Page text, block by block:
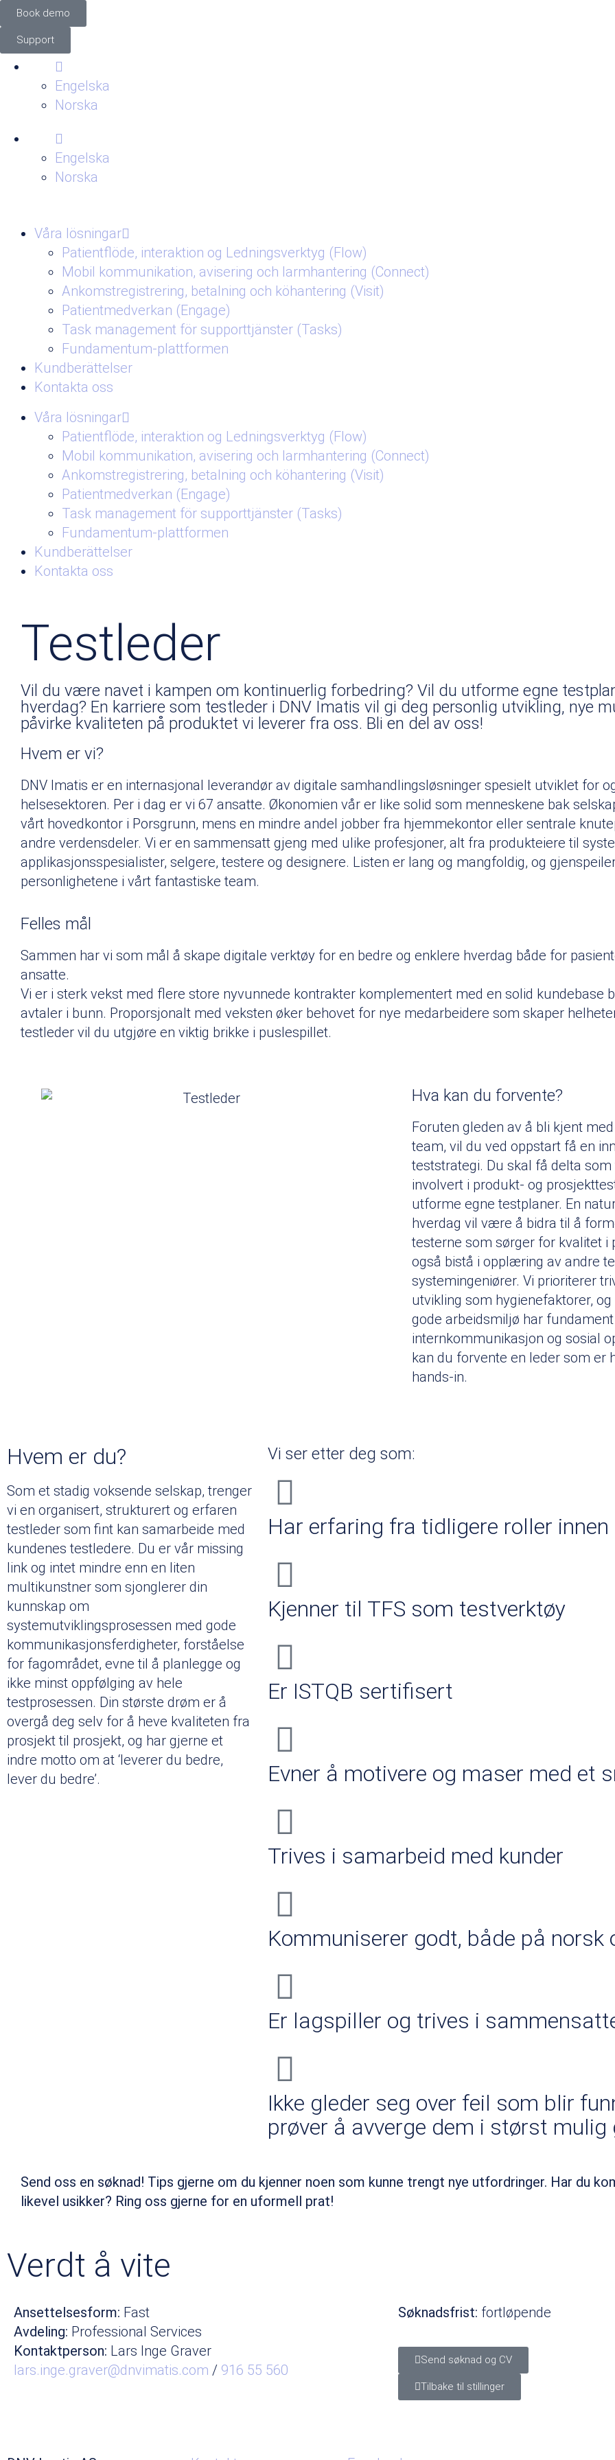
Book demo
Support
Engelska
Norska
Engelska
Norska
Våra lösningar
Patientflöde, interaktion og Ledningsverktyg (Flow)
Mobil kommunikation, avisering och larmhantering (Connect)
Ankomstregistrering, betalning och köhantering (Visit)
Patientmedverkan (Engage)
Task management för supporttjänster (Tasks)
Fundamentum-plattformen
Kundberättelser
Kontakta oss
Våra lösningar
Patientflöde, interaktion og Ledningsverktyg (Flow)
Mobil kommunikation, avisering och larmhantering (Connect)
Ankomstregistrering, betalning och köhantering (Visit)
Patientmedverkan (Engage)
Task management för supporttjänster (Tasks)
Fundamentum-plattformen
Kundberättelser
Kontakta oss
Testleder
Vil du være navet i kampen om kontinuerlig forbedring? Vil du utforme egne
hverdag? En karriere som testleder i DNV Imatis vil gi deg personlig utvikling, nye
påvirke kvaliteten på produktet vi leverer fra oss. Bli en del av oss!
Hvem er vi?
DNV Imatis er en internasjonal leverandør av digitale samhandlingsløsninger spesielt utviklet for
helsesektoren. Per i dag er vi 67 ansatte. Økonomien vår er like solid som menneskene bak
vårt hovedkontor i Porsgrunn, mens en mindre andel jobber fra hjemmekontor eller sentrale
andre verdensdeler. Vi er en sammensatt gjeng med ulike profesjoner, alt fra produkteiere til
applikasjonsspesialister, selgere, testere og designere. Listen er lang og mangfoldig, og
personlighetene i vårt fantastiske team.
Felles mål
Sammen har vi som mål å skape digitale verktøy for en bedre og enklere hverdag både for
ansatte.
Vi er i sterk vekst med flere store nyvunnede kontrakter komplementert med en solid kundebase
avtaler i bunn. Proporsjonalt med veksten øker behovet for nye medarbeidere som skaper
testleder vil du utgjøre en viktig brikke i puslespillet.
Hva kan du forvente?
Foruten gleden av å bli kjent
team, vil du ved oppstart få en
teststrategi. Du skal få delta
involvert i produkt- og
utforme egne testplaner. En
hverdag vil være å bidra til å
testerne som sørger for kvalitet i
også bistå i opplæring av andre
systemingeniører. Vi prioriterer
utvikling som hygienefaktorer,
gode arbeidsmiljø har
internkommunikasjon og sosial
kan du forvente en leder som er
hands-in.
Hvem er du?
Som et stadig voksende selskap, trenger
vi en organisert, strukturert og erfaren
testleder som fint kan samarbeide med
kundenes testledere. Du er vår missing
link og intet mindre enn en liten
multikunstner som sjonglerer din
kunnskap om
systemutviklingsprosessen med gode
kommunikasjonsferdigheter, forståelse
for fagområdet, evne til å planlegge og
ikke minst oppfølging av hele
testprosessen. Din største drøm er å
overgå deg selv for å heve kvaliteten fra
prosjekt til prosjekt, og har gjerne et
indre motto om at ‘leverer du bedre,
lever du bedre’.
Vi ser etter deg som:
Har erfaring fra tidligere roller
Kjenner til TFS som testverktøy
Er ISTQB sertifisert
Evner å motivere og maser med et
Trives i samarbeid med kunder
Kommuniserer godt, både på norsk
Er lagspiller og trives i
Ikke gleder seg over feil som blir
prøver å avverge dem i størst mulig
Send oss en søknad! Tips gjerne om du kjenner noen som kunne trengt nye utfordringer. Har du
likevel usikker? Ring oss gjerne for en uformell prat!
Verdt å vite
Ansettelsesform: Fast
Avdeling: Professional Services
Kontaktperson: Lars Inge Graver
lars.inge.graver@dnvimatis.com / 916 55 560
Søknadsfrist: fortløpende
Send søknad og CV
Tilbake til stillinger